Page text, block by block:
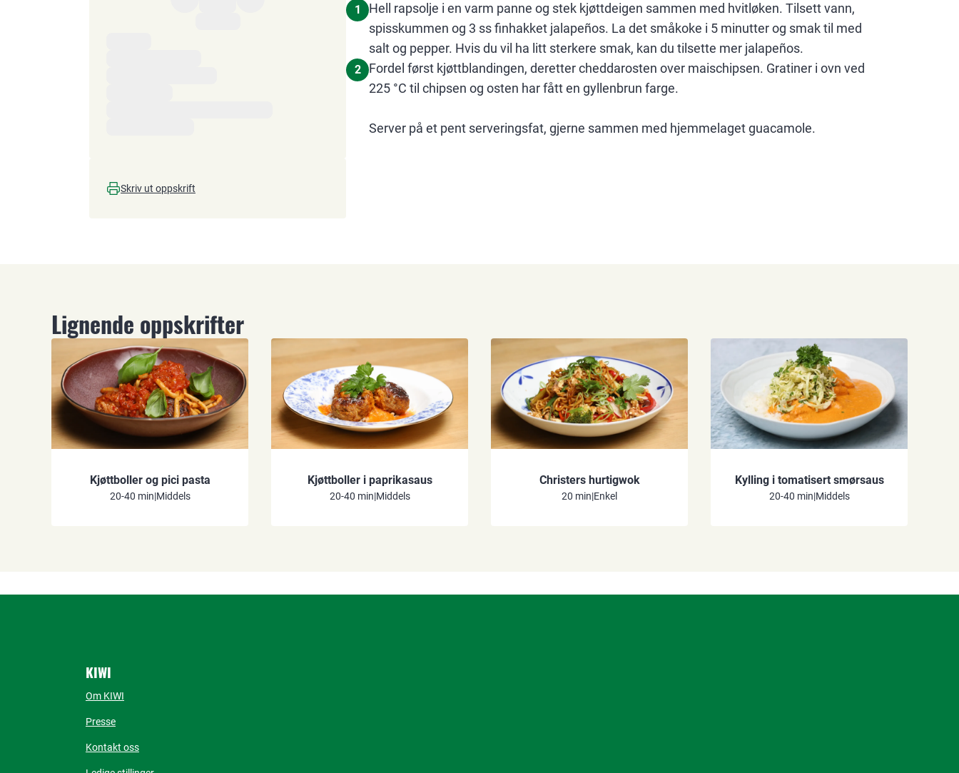
Skriv ut oppskrift
1
Hell rapsolje i en varm panne og stek kjøttdeigen sammen med hvitløken. Tilsett vann,
spisskummen og 3 ss finhakket jalapeños. La det småkoke i 5 minutter og smak til med
salt og pepper. Hvis du vil ha litt sterkere smak, kan du tilsette mer jalapeños.
2
Fordel først kjøttblandingen, deretter cheddarosten over maischipsen. Gratiner i ovn ved
225 °C til chipsen og osten har fått en gyllenbrun farge.
Server på et pent serveringsfat, gjerne sammen med hjemmelaget guacamole.
Lignende oppskrifter
Kjøttboller og pici pasta
20-40 min|Middels
Kjøttboller i paprikasaus
20-40 min|Middels
Christers hurtigwok
20 min|Enkel
Kylling i tomatisert smørsaus
20-40 min|Middels
KIWI
Om KIWI
Presse
Kontakt oss